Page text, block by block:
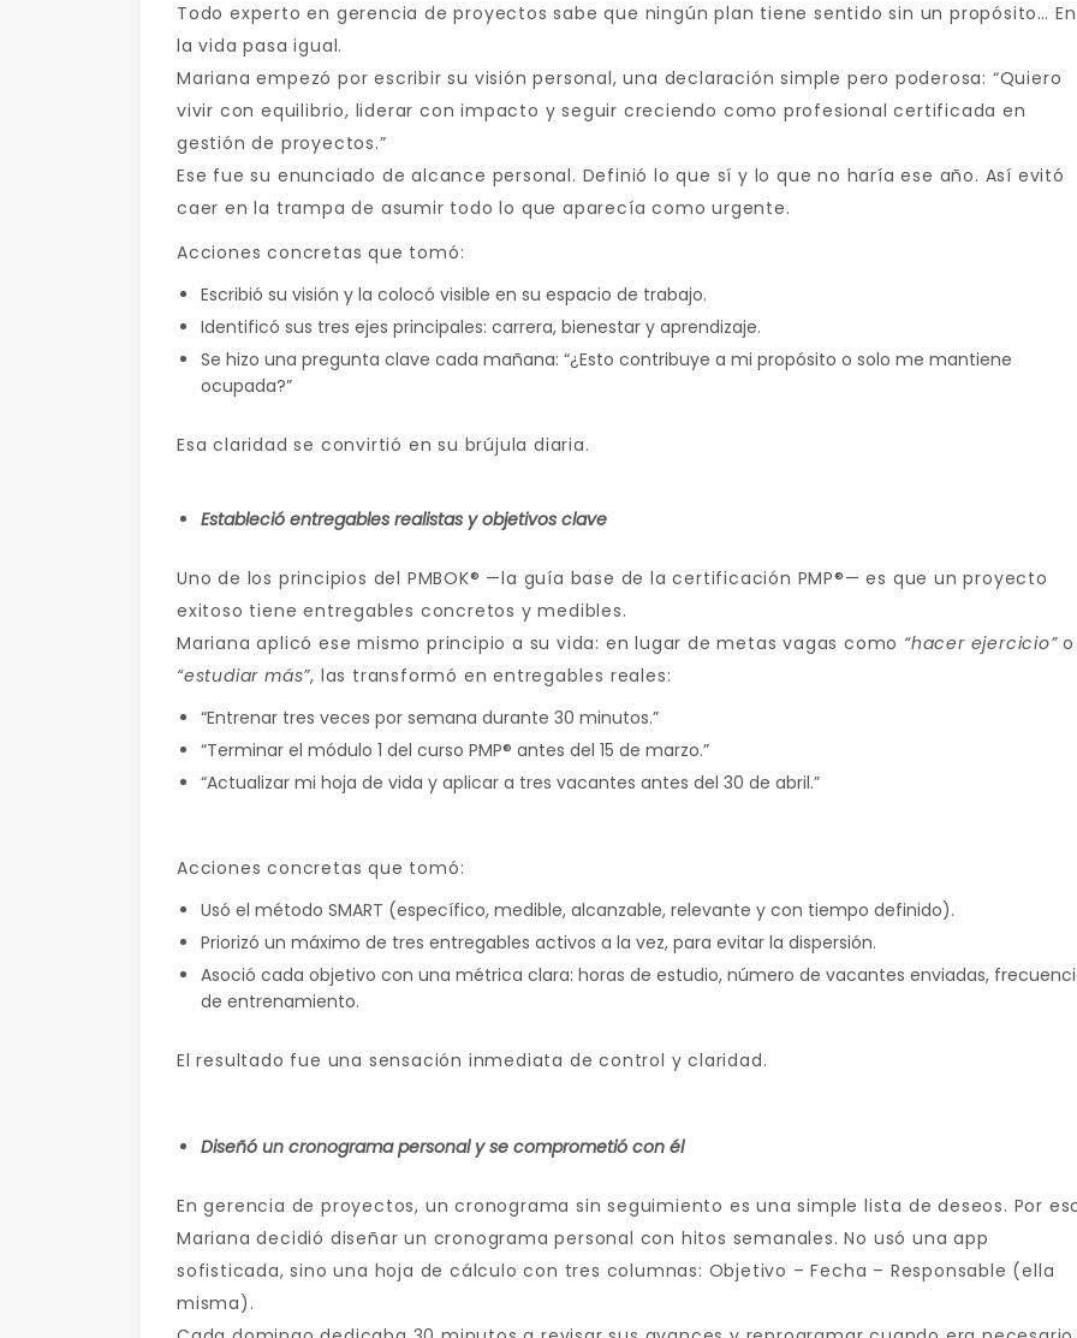
Todo experto en gerencia de proyectos sabe que ningún plan tiene sentido sin un propósito… En
la vida pasa igual.
Mariana empezó por escribir su visión personal, una declaración simple pero poderosa: “Quiero
vivir con equilibrio, liderar con impacto y seguir creciendo como profesional certificada en
gestión de proyectos.”
Ese fue su enunciado de alcance personal. Definió lo que sí y lo que no haría ese año. Así evitó
caer en la trampa de asumir todo lo que aparecía como urgente.
Acciones concretas que tomó:
Escribió su visión y la colocó visible en su espacio de trabajo.
Identificó sus tres ejes principales: carrera, bienestar y aprendizaje.
Se hizo una pregunta clave cada mañana: “¿Esto contribuye a mi propósito o solo me mantiene
ocupada?”
Esa claridad se convirtió en su brújula diaria.
Estableció entregables realistas y objetivos clave
Uno de los principios del PMBOK® —la guía base de la certificación PMP®— es que un proyecto
exitoso tiene entregables concretos y medibles.
Mariana aplicó ese mismo principio a su vida: en lugar de metas vagas como “hacer ejercicio”o
“estudiar más”, las transformó en entregables reales:
“Entrenar tres veces por semana durante 30 minutos.”
“Terminar el módulo 1 del curso PMP® antes del 15 de marzo.”
“Actualizar mi hoja de vida y aplicar a tres vacantes antes del 30 de abril.”
Acciones concretas que tomó:
Usó el método SMART (específico, medible, alcanzable, relevante y con tiempo definido).
Priorizó un máximo de tres entregables activos a la vez, para evitar la dispersión.
Asoció cada objetivo con una métrica clara: horas de estudio, número de vacantes enviadas,
de entrenamiento.
El resultado fue una sensación inmediata de control y claridad.
Diseñó un cronograma personal y se comprometió con él
En gerencia de proyectos, un cronograma sin seguimiento es una simple lista de deseos. Por
Mariana decidió diseñar un cronograma personal con hitos semanales. No usó una app
sofisticada, sino una hoja de cálculo con tres columnas: Objetivo – Fecha – Responsable (ella
misma).